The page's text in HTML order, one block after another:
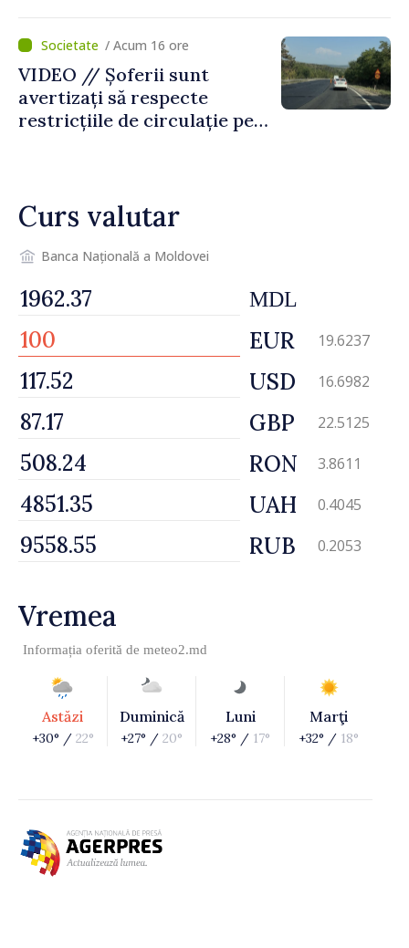
temporară de muncă
/ Acum 16 ore
VIDEO // Șoferii sunt
avertizați să respecte
restricțiile de circulație pe
Curs valutar
Banca Națională a Moldovei
MDL
EUR 19.6237
USD 16.6982
GBP 22.5125
RON 3.8611
UAH 0.4045
RUB 0.2053
Vremea
Informația oferită de meteo2.md
Astăzi
+30° / 22°
Duminică
+27° / 20°
Luni
+28° / 17°
Marţi
+32° / 18°